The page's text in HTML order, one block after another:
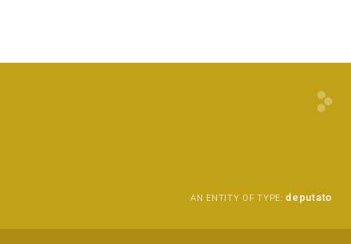
AN ENTITY OF TYPE: deputato